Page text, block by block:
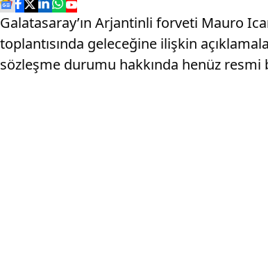
Galatasaray’ın Arjantinli forveti Mauro
toplantısında geleceğine ilişkin
sözleşme durumu hakkında henüz resmi